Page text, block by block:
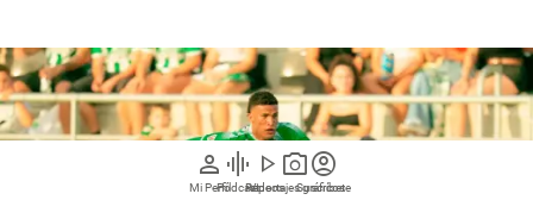
person
Mi Perfil
graphic_eq
Pódcast
play_arrow
Videos
photo_camera
Reportajes gráficos
account_circle
Suscríbete